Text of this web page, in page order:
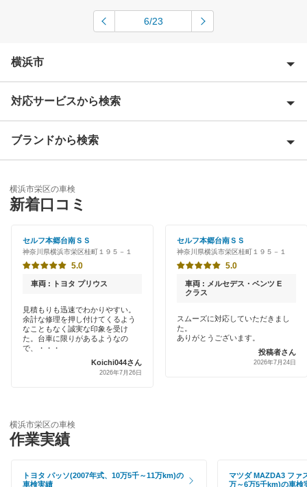
6/23
横浜市
横浜市青葉区
横浜市泉区
横浜市磯子区
横浜市神奈川区
横浜市金沢区
横浜市港南区
横浜市瀬谷区
横浜市都筑区
横浜市中区
対応サービスから検索
Award 受賞店
特典あり
新車初回割りあり
早割りあり
クレジットカードOK
土日祝OK
輸入車OK
ハイブリッド車OK
EV車OK
ブランドから検索
「車検の速太郎」
アップル車検
オートバックス
車検館
出光リテール車検
コスモの車検
横浜市栄区の車検
新着口コミ
セルフ本郷台南ＳＳ
神奈川県横浜市栄区桂町１９５－１
5.0
車両 : トヨタ プリウス
見積もりも迅速でわかりやすい。
余計な修理を押し付けてくるよう
なこともなく誠実な印象を受け
た。台車に限りがあるようなの
で、・・・
Koichi044さん
2026年7月26日
セルフ本郷台南ＳＳ
神奈川県横浜市栄区桂町１９５－１
5.0
車両 : メルセデス・ベンツ E
クラス
スムーズに対応していただきまし
た。
ありがとうございます。
投稿者さん
2026年7月24日
横浜市栄区の車検
作業実績
トヨタ パッソ(2007年式、10万5千～11万km)の
車検実績
マツダ MAZDA3 ファ
万～6万5千km)の車検